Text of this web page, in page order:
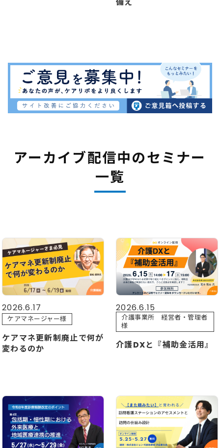
アーカイブ配信中のセミナー
一覧
2026.6.17
ケアマネージャー様
ケアマネ更新制廃止で何が
変わるのか
2026.6.15
介護事業所 経営者・管理者
様
介護DXと『補助金活用』